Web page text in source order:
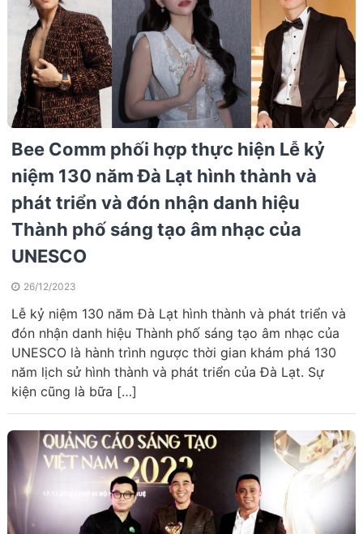
Bee Comm phối hợp thực hiện Lễ kỷ
niệm 130 năm Đà Lạt hình thành và
phát triển và đón nhận danh hiệu
Thành phố sáng tạo âm nhạc của
UNESCO
26/12/2023
Lễ kỷ niệm 130 năm Đà Lạt hình thành và phát triển và
đón nhận danh hiệu Thành phố sáng tạo âm nhạc của
UNESCO là hành trình ngược thời gian khám phá 130
năm lịch sử hình thành và phát triển của Đà Lạt. Sự
kiện cũng là bữa […]